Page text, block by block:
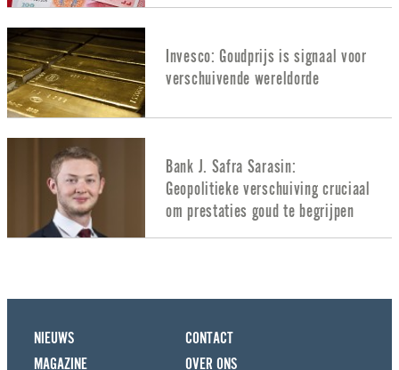
Invesco: Goudprijs is signaal voor
verschuivende wereldorde
Bank J. Safra Sarasin:
Geopolitieke verschuiving cruciaal
om prestaties goud te begrijpen
NIEUWS
MAGAZINE
CONTACT
OVER ONS